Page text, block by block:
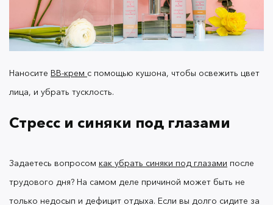
Наносите BB-крем с помощью кушона, чтобы освежить цвет
лица, и убрать тусклость.
Стресс и синяки под глазами
Задаетесь вопросом как убрать синяки под глазами после
трудового дня? На самом деле причиной может быть не
только недосып и дефицит отдыха. Если вы долго сидите за